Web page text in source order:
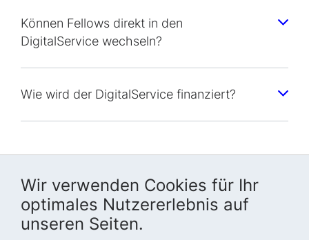
Wir verwenden Cookies für Ihr
optimales Nutzererlebnis auf
unseren Seiten.
Können Fellows direkt in den
DigitalService wechseln?
Wie wird der DigitalService finanziert?